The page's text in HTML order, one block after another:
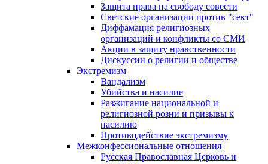
Защита права на свободу совести
Светские организации против "сект"
Диффамация религиозных
организаций и конфликты со СМИ
Акции в защиту нравственности
Дискуссии о религии и обществе
Экстремизм
Вандализм
Убийства и насилие
Разжигание национальной и
религиозной розни и призывы к
насилию
Противодействие экстремизму
Межконфессиональные отношения
Русская Православная Церковь и